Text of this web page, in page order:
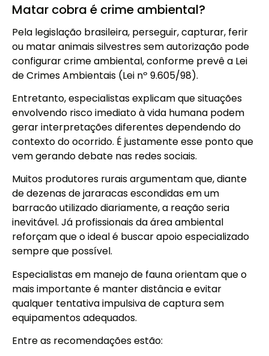
Matar cobra é crime ambiental?
Pela legislação brasileira, perseguir, capturar, ferir
ou matar animais silvestres sem autorização pode
configurar crime ambiental, conforme prevê a Lei
de Crimes Ambientais (Lei nº 9.605/98).
Entretanto, especialistas explicam que situações
envolvendo risco imediato à vida humana podem
gerar interpretações diferentes dependendo do
contexto do ocorrido. É justamente esse ponto que
vem gerando debate nas redes sociais.
Muitos produtores rurais argumentam que, diante
de dezenas de jararacas escondidas em um
barracão utilizado diariamente, a reação seria
inevitável. Já profissionais da área ambiental
reforçam que o ideal é buscar apoio especializado
sempre que possível.
Especialistas em manejo de fauna orientam que o
mais importante é manter distância e evitar
qualquer tentativa impulsiva de captura sem
equipamentos adequados.
Entre as recomendações estão: